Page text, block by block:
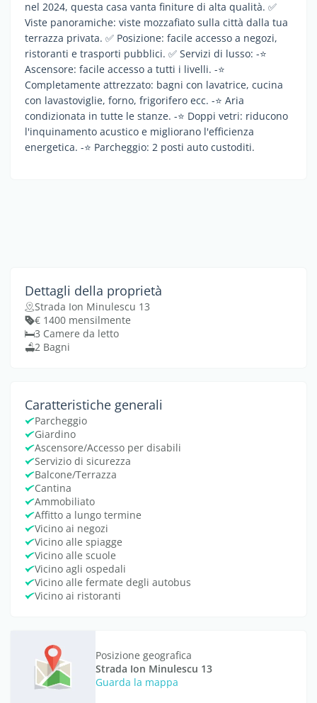
nel 2024, questa casa vanta finiture di alta qualità. ✅
Viste panoramiche: viste mozzafiato sulla città dalla tua
terrazza privata. ✅ Posizione: facile accesso a negozi,
ristoranti e trasporti pubblici. ✅ Servizi di lusso: -⭐️
Ascensore: facile accesso a tutti i livelli. -⭐️
Completamente attrezzato: bagni con lavatrice, cucina
con lavastoviglie, forno, frigorifero ecc. -⭐️ Aria
condizionata in tutte le stanze. -⭐️ Doppi vetri: riducono
l'inquinamento acustico e migliorano l'efficienza
energetica. -⭐️ Parcheggio: 2 posti auto custoditi.
Dettagli della proprietà
Strada Ion Minulescu 13
€ 1400 mensilmente
3 Camere da letto
2 Bagni
Caratteristiche generali
Parcheggio
Giardino
Ascensore/Accesso per disabili
Servizio di sicurezza
Balcone/Terrazza
Cantina
Ammobiliato
Affitto a lungo termine
Vicino ai negozi
Vicino alle spiagge
Vicino alle scuole
Vicino agli ospedali
Vicino alle fermate degli autobus
Vicino ai ristoranti
Posizione geografica
Strada Ion Minulescu 13
Guarda la mappa